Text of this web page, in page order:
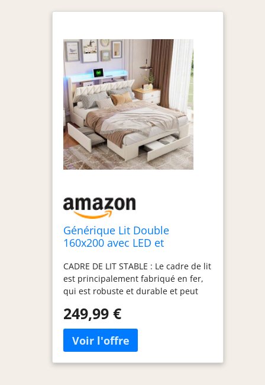
Générique Lit Double
160x200 avec LED et
avec Sommier et 3
Rangement Tiroirs, 2
Personnes pour Adultes,
Adolescents, Velours,Beige
CADRE DE LIT STABLE : Le cadre de lit
est principalement fabriqué en fer,
qui est robuste et durable et peut
300 kg. Pieds de support
supplémentaires sur la barre
centrale pour une stabilité fiable
TIROIRS DE RANGEMENT : Le lit
rembourré est équipé de 3 tiroirs de
249,99 €